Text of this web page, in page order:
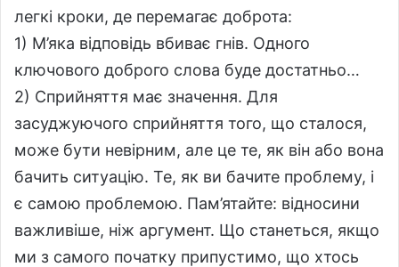
легкі кроки, де перемагає доброта:
1) М’яка відповідь вбиває гнів. Одного
ключового доброго слова буде достатньо…
2) Сприйняття має значення. Для
засуджуючого сприйняття того, що сталося,
може бути невірним, але це те, як він або вона
бачить ситуацію. Те, як ви бачите проблему, і
є самою проблемою. Пам’ятайте: відносини
важливіше, ніж аргумент. Що станеться, якщо
ми з самого початку припустимо, що хтось